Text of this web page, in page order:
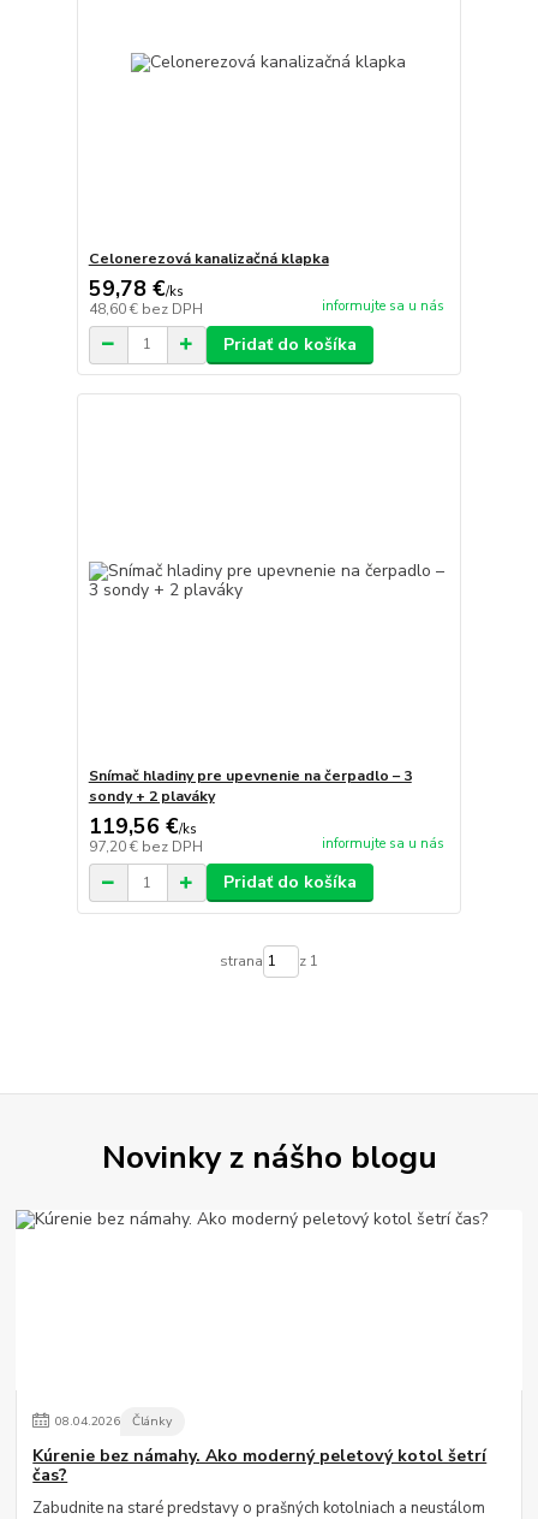
Celonerezová kanalizačná klapka
59,78 €/ks
48,60 € bez DPH informujte sa u nás
Pridať do košíka
Snímač hladiny pre upevnenie na čerpadlo – 3
sondy + 2 plaváky
119,56 €/ks
97,20 € bez DPH informujte sa u nás
Pridať do košíka
strana z 1
Novinky z nášho blogu
08.04.2026 Články
Kúrenie bez námahy. Ako moderný peletový kotol šetrí
čas?
Zabudnite na staré predstavy o prašných kotolniach a neustálom